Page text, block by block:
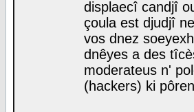
displaecî candjî
çoula est djudjî
vos dnez
dnêyes a des
moderateus n'
(hackers) ki